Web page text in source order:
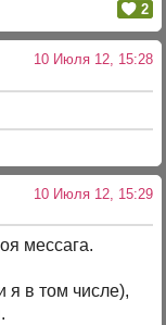
2
10 Июля 12, 15:28
10 Июля 12, 15:29
мессага.
я в том числе),